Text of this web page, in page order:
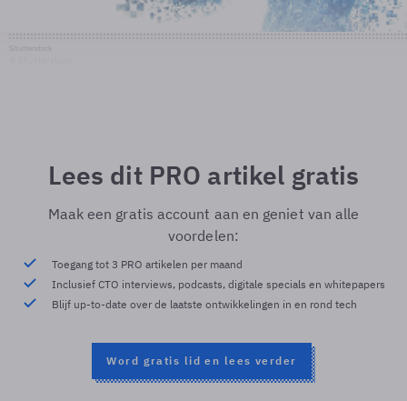
Lees dit PRO artikel gratis
Maak een gratis account aan en geniet van alle
voordelen:
Toegang tot 3 PRO artikelen per maand
Inclusief CTO interviews, podcasts, digitale specials en whitepapers
Blijf up-to-date over de laatste ontwikkelingen in en rond tech
Word gratis lid en lees verder